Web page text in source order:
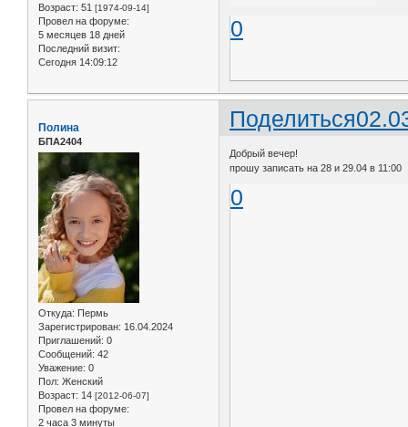
Возраст: 51 [1974-09-14]
Провел на форуме:
5 месяцев 18 дней
Последний визит:
Сегодня 14:09:12
0
Поделиться
Полина
БПА2404
Откуда: Пермь
Зарегистрирован: 16.04.2024
Приглашений: 0
Сообщений: 42
Уважение: 0
Пол: Женский
Возраст: 14 [2012-06-07]
Провел на форуме:
2 часа 3 минуты
Добрый вечер!
прошу записать на 28 и 29.04 в 11:00
0